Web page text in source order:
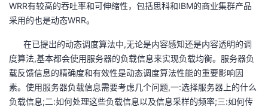
客
论
坛
的
圈
子
我
的
直
播
我
的
活
我
的
我
的
课
程
我
的
认
我
的
我
的
术
支
我
云
声
WRR有较高的吞吐率和可伸缩性，包括思科和IBM的商业集群产品
采用的也是动态WRR。
在已提出的动态调度算法中,无论是内容感知还是内容透明的调
度算法,基本都会使用服务器的负载信息来实现负载均衡。服务器负
载反馈信息的精确度和有效性是动态调度算法性能的重要影响因
素。使用服务器负载信息需要考虑几个问题,一:选择服务器上的什么
负载信息;二:如何处理这些负载信息以及信息采样的频率;三:如何传